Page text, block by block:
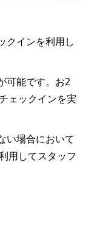
クインを利用し
可能です。お2
ェックインを実
い場合において
用してスタッフ